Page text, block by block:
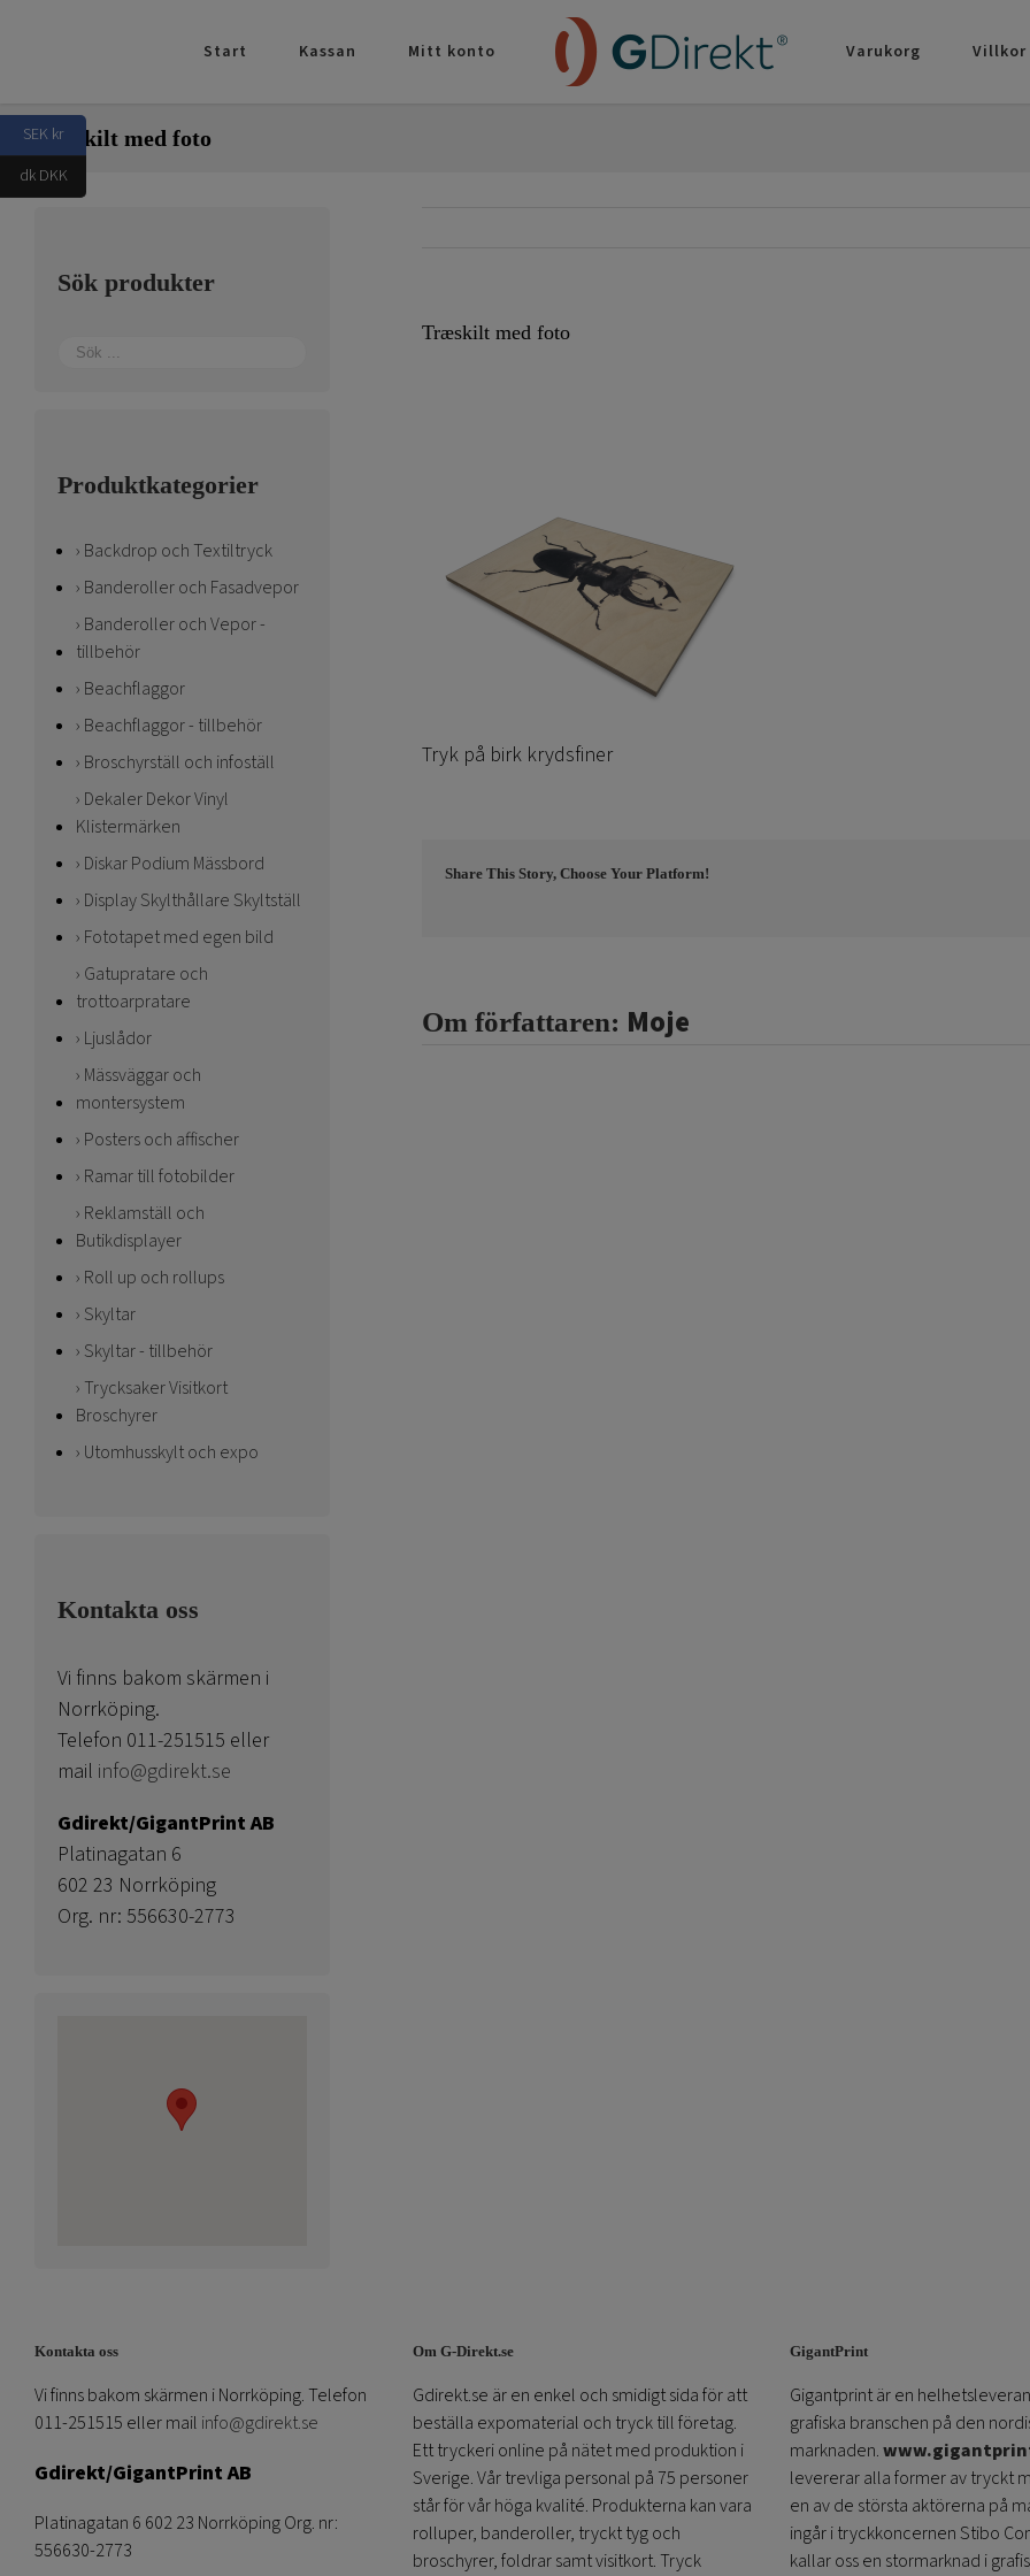
Start Kassan Mitt konto Varukorg Villkor
Træskilt med foto
Træskilt med foto
Tryk på birk krydsfiner
Share This Story, Choose Your Platform!
Om författaren: Moje
Sök produkter
Produktkategorier
Backdrop och Textiltryck
Banderoller och Fasadvepor
Banderoller och Vepor -
tillbehör
Beachflaggor
Beachflaggor - tillbehör
Broschyrställ och infoställ
Dekaler Dekor Vinyl
Klistermärken
Diskar Podium Mässbord
Display Skylthållare Skyltställ
Fototapet med egen bild
Gatupratare och
trottoarpratare
Ljuslådor
Mässväggar och
montersystem
Posters och affischer
Ramar till fotobilder
Reklamställ och
Butikdisplayer
Roll up och rollups
Skyltar
Skyltar - tillbehör
Trycksaker Visitkort
Broschyrer
Utomhusskylt och expo
Kontakta oss
Vi finns bakom skärmen i
Norrköping.
Telefon 011-251515 eller
mail info@gdirekt.se
Gdirekt/GigantPrint AB
Platinagatan 6
602 23 Norrköping
Org. nr: 556630-2773
Kontakta oss
Vi finns bakom skärmen i Norrköping. Telefon
011-251515 eller mail info@gdirekt.se
Gdirekt/GigantPrint AB
Platinagatan 6 602 23 Norrköping Org. nr:
556630-2773
Om G-Direkt.se
Gdirekt.se är en enkel och smidigt sida för att
beställa expomaterial och tryck till företag.
Ett tryckeri online på nätet med produktion i
Sverige. Vår trevliga personal på 75 personer
står för vår höga kvalité. Produkterna kan vara
rolluper, banderoller, tryckt tyg och
broschyrer, foldrar samt visitkort. Tryck
GigantPrint
Gigantprint är en
grafiska branschen på den
marknaden.
levererar alla former av tryckt
en av de största aktörerna på
ingår i tryckkoncernen Stibo
kallar oss en stormarknad i
SEK kr
dk DKK